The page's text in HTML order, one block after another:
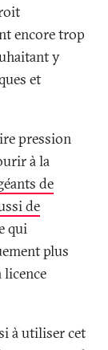
encore trop
y
et
pression
à la
de
de
qui
plus
licence
à utiliser cet